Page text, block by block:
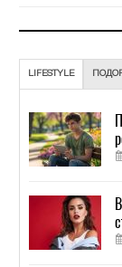
LIFESTYLE